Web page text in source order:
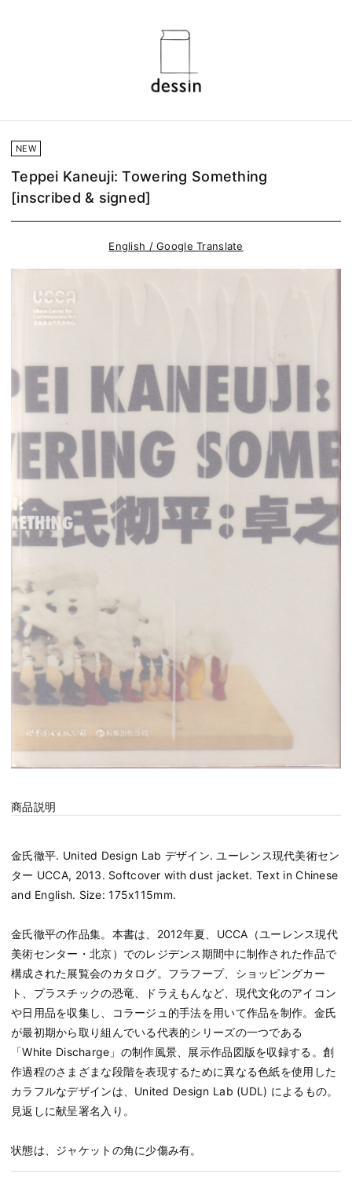
NEW
Teppei Kaneuji: Towering Something
[inscribed & signed]
English / Google Translate
商品説明
金氏徹平. United Design Lab デザイン. ユーレンス現代美術セン
ター UCCA, 2013. Softcover with dust jacket. Text in Chinese
and English. Size: 175x115mm.
金氏徹平の作品集。本書は、2012年夏、UCCA（ユーレンス現代
美術センター・北京）でのレジデンス期間中に制作された作品で
構成された展覧会のカタログ。フラフープ、ショッピングカー
ト、プラスチックの恐竜、ドラえもんなど、現代文化のアイコン
や日用品を収集し、コラージュ的手法を用いて作品を制作。金氏
が最初期から取り組んでいる代表的シリーズの一つである
「White Discharge」の制作風景、展示作品図版を収録する。創
作過程のさまざまな段階を表現するために異なる色紙を使用した
カラフルなデザインは、United Design Lab (UDL) によるもの。
見返しに献呈署名入り。
状態は、ジャケットの角に少傷み有。